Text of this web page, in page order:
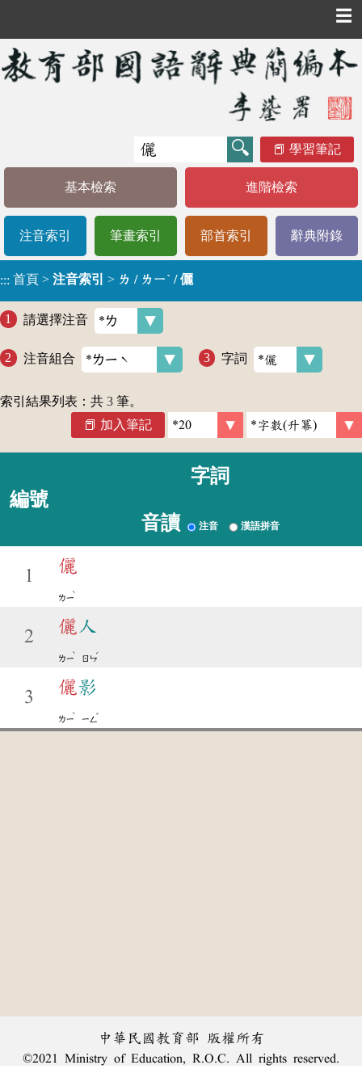
☰
學習筆記
基本檢索 進階檢索
注音索引 筆畫索引 部首索引 辭典附錄
::: 首頁 > 注音索引 > ㄌ / ㄌㄧˋ / 儷
請選擇注音
注音組合 字詞
索引結果列表：共 3 筆。
加入筆記
編號
字詞
音讀 注音 漢語拼音
1
儷
ㄌㄧ
ˋ
2
儷人
ㄌㄧ
ˋ
ㄖㄣ
ˊ
3
儷影
ㄌㄧ
ˋ
ㄧㄥ
ˇ
中華民國教育部 版權所有
©2021 Ministry of Education, R.O.C. All rights reserved.